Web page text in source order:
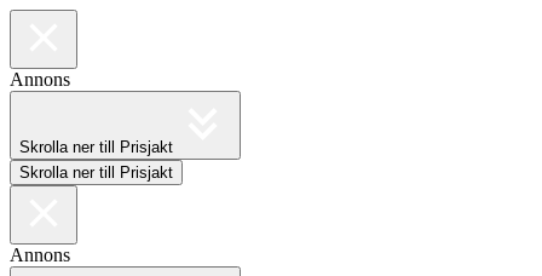
Annons
Skrolla ner till Prisjakt
Skrolla ner till Prisjakt
Annons